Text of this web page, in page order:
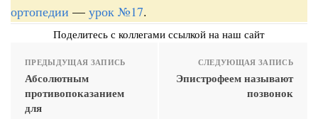
ортопедии — урок №17.
Поделитесь с коллегами ссылкой на наш сайт
ПРЕДЫДУЩАЯ ЗАПИСЬ
Абсолютным
противопоказанием
для
СЛЕДУЮЩАЯ ЗАПИСЬ
Эпистрофеем называют
позвонок